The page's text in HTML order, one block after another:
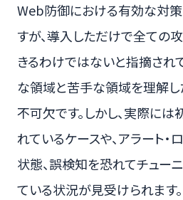
Web防御における有効な対
すが、導入しただけで全ての
きるわけではないと指摘され
な領域と苦手な領域を理解
不可欠です。しかし、実際に
れているケースや、アラート
状態、誤検知を恐れてチュー
ている状況が見受けられます